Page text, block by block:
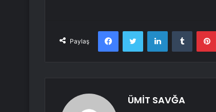
Paylaş
FacebookTwitter LinkedInTumblr
ÜMİT SAVĞA